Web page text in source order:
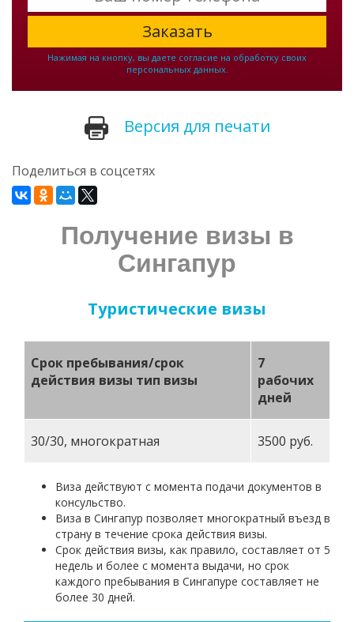
Нажимая на кнопку, вы даете согласие на обработку своих
персональных данных.
Версия для печати
Поделиться в соцсетях
Получение визы в
Сингапур
Туристические визы
Срок пребывания/срок
действия визы тип визы
7
рабочих
дней
30/30, многократная 3500 руб.
Виза действуют с момента подачи документов в
консульство.
Виза в Сингапур позволяет многократный въезд в
страну в течение срока действия визы.
Срок действия визы, как правило, составляет от 5
недель и более с момента выдачи, но срок
каждого пребывания в Сингапуре составляет не
более 30 дней.